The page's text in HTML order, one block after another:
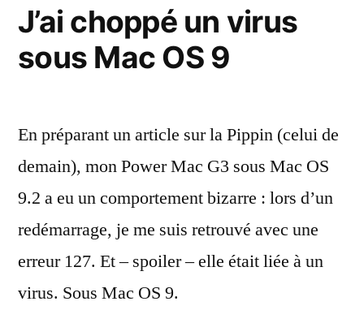
CD
Mike
J’ai choppé un virus
sous Mac OS 9
En préparant un article sur la Pippin (celui de
demain), mon Power Mac G3 sous Mac OS
9.2 a eu un comportement bizarre : lors d’un
redémarrage, je me suis retrouvé avec une
erreur 127. Et – spoiler – elle était liée à un
virus. Sous Mac OS 9.